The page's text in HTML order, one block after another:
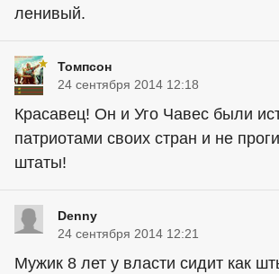
ленивый.
Томпсон
24 сентября 2014 12:18
Красавец! Он и Уго Чавес были
патриотами своих стран и не
штаты!
Denny
24 сентября 2014 12:21
Мужик 8 лет у власти сидит как